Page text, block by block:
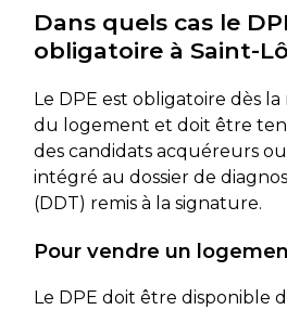
Dans quels cas le
obligatoire à Saint-
Le DPE est obligatoire dès
du logement et doit être
des candidats acquéreurs
intégré au dossier de
(DDT) remis à la signature.
Pour vendre un
Le DPE doit être disponible